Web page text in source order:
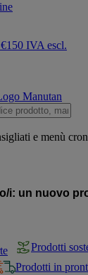
IVA escl.
e menù
i: un nuovo
Prodotti
Prodotti in